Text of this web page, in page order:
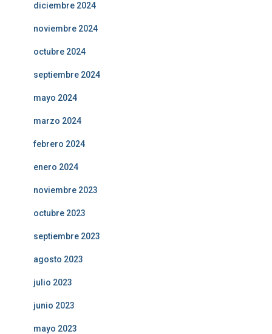
diciembre 2024
noviembre 2024
octubre 2024
septiembre 2024
mayo 2024
marzo 2024
febrero 2024
enero 2024
noviembre 2023
octubre 2023
septiembre 2023
agosto 2023
julio 2023
junio 2023
mayo 2023